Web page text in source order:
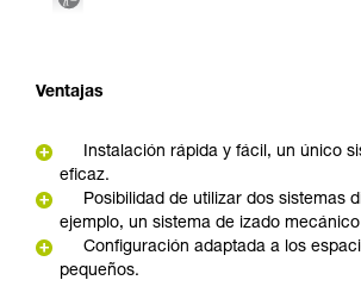
Ventajas
Instalación rápida y fácil, un único
eficaz.
Posibilidad de utilizar dos sistemas
ejemplo, un sistema de izado
Configuración adaptada a los
pequeños.